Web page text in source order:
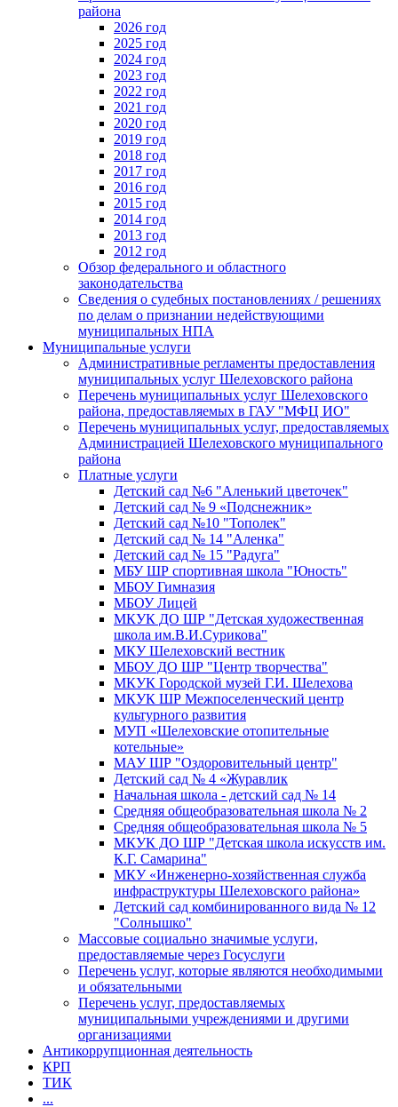
района
2026 год
2025 год
2024 год
2023 год
2022 год
2021 год
2020 год
2019 год
2018 год
2017 год
2016 год
2015 год
2014 год
2013 год
2012 год
Обзор федерального и областного
законодательства
Сведения о судебных постановлениях / решениях
по делам о признании недействующими
муниципальных НПА
Муниципальные услуги
Административные регламенты предоставления
муниципальных услуг Шелеховского района
Перечень муниципальных услуг Шелеховского
района, предоставляемых в ГАУ "МФЦ ИО"
Перечень муниципальных услуг, предоставляемых
Администрацией Шелеховского муниципального
района
Платные услуги
Детский сад №6 "Аленький цветочек"
Детский сад № 9 «Подснежник»
Детский сад №10 "Тополек"
Детский сад № 14 "Аленка"
Детский сад № 15 "Радуга"
МБУ ШР спортивная школа "Юность"
МБОУ Гимназия
МБОУ Лицей
МКУК ДО ШР "Детская художественная
школа им.В.И.Сурикова"
МКУ Шелеховский вестник
МБОУ ДО ШР "Центр творчества"
МКУК Городской музей Г.И. Шелехова
МКУК ШР Межпоселенческий центр
культурного развития
МУП «Шелеховские отопительные
котельные»
МАУ ШР "Оздоровительный центр"
Детский сад № 4 «Журавлик
Начальная школа - детский сад № 14
Средняя общеобразовательная школа № 2
Средняя общеобразовательная школа № 5
МКУК ДО ШР "Детская школа искусств им.
К.Г. Самарина"
МКУ «Инженерно-хозяйственная служба
инфраструктуры Шелеховского района»
Детский сад комбинированного вида № 12
"Солнышко"
Массовые социально значимые услуги,
предоставляемые через Госуслуги
Перечень услуг, которые являются необходимыми
и обязательными
Перечень услуг, предоставляемых
муниципальными учреждениями и другими
организациями
Антикоррупционная деятельность
КРП
ТИК
...